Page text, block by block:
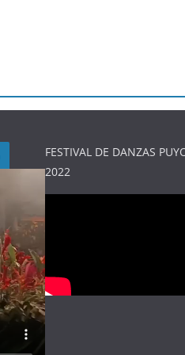
FESTIVAL DE DANZAS
2022